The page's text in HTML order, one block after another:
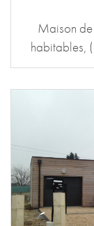
Maison
habitables,